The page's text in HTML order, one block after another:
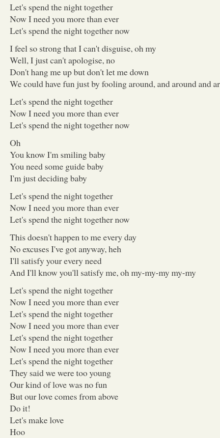
Let's spend the night together
Now I need you more than ever
Let's spend the night together now
I feel so strong that I can't disguise, oh my
Well, I just can't apologise, no
Don't hang me up but don't let me down
We could have fun just by fooling around, and around and
Let's spend the night together
Now I need you more than ever
Let's spend the night together now
Oh
You know I'm smiling baby
You need some guide baby
I'm just deciding baby
Let's spend the night together
Now I need you more than ever
Let's spend the night together now
This doesn't happen to me every day
No excuses I've got anyway, heh
I'll satisfy your every need
And I'll know you'll satisfy me, oh my-my-my my-my
Let's spend the night together
Now I need you more than ever
Let's spend the night together
Now I need you more than ever
Let's spend the night together
Now I need you more than ever
Let's spend the night together
They said we were too young
Our kind of love was no fun
But our love comes from above
Do it!
Let's make love
Hoo